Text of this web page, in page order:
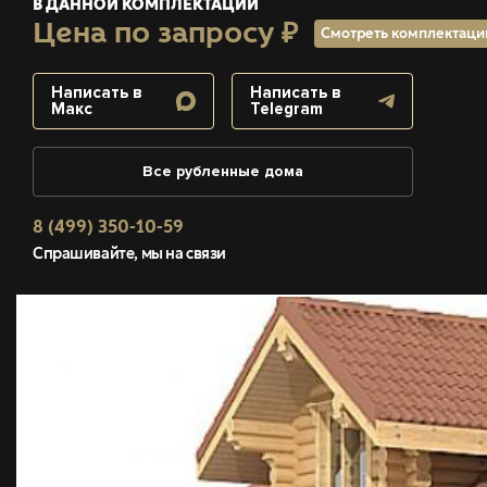
В ДАННОЙ КОМПЛЕКТАЦИИ
Цена по запросу ₽ Смотреть
Написать в
Макс
Написать в
Telegram
Все рубленные дома
8 (499) 350-10-59
Спрашивайте, мы на связи